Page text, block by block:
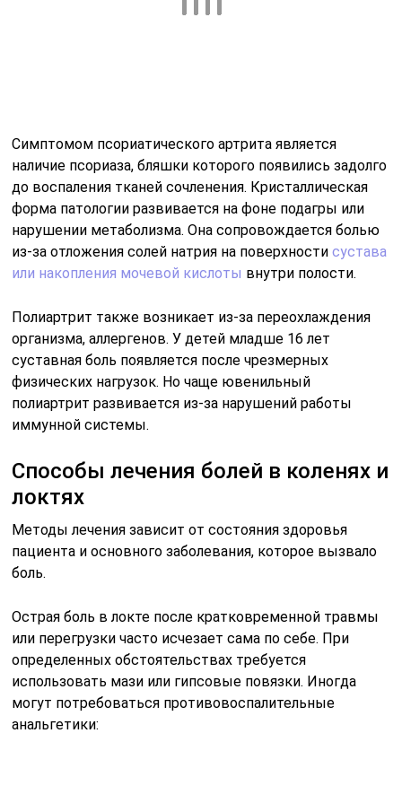
Симптомом псориатического артрита является
наличие псориаза, бляшки которого появились задолго
до воспаления тканей сочленения. Кристаллическая
форма патологии развивается на фоне подагры или
нарушении метаболизма. Она сопровождается болью
из-за отложения солей натрия на поверхностисустава
или накопления мочевой кислоты внутри полости.
Полиартрит также возникает из-за переохлаждения
организма, аллергенов. У детей младше 16 лет
суставная боль появляется после чрезмерных
физических нагрузок. Но чаще ювенильный
полиартрит развивается из-за нарушений работы
иммунной системы.
Способы лечения болей в коленях и
локтях
Методы лечения зависит от состояния здоровья
пациента и основного заболевания, которое вызвало
боль.
Острая боль в локте после кратковременной травмы
или перегрузки часто исчезает сама по себе. При
определенных обстоятельствах требуется
использовать мази или гипсовые повязки. Иногда
могут потребоваться противовоспалительные
анальгетики: